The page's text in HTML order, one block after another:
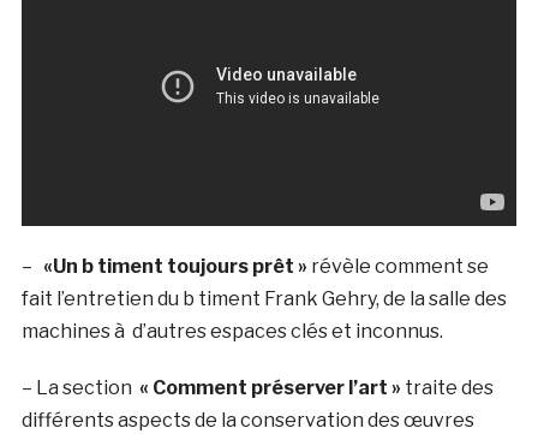
– «Un b timent toujours prêt » révèle comment se
fait l’entretien du b timent Frank Gehry, de la salle des
machines à d’autres espaces clés et inconnus.
– La section « Comment préserver l’art » traite des
différents aspects de la conservation des œuvres